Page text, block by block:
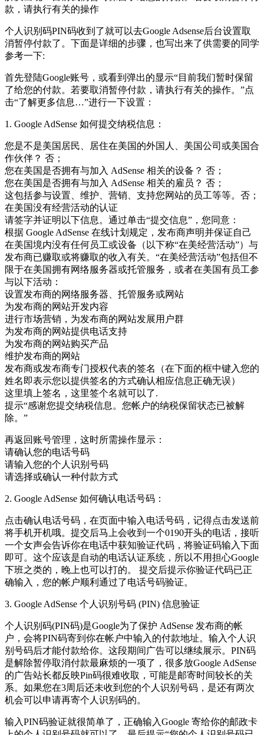
款，请执行有关的操作
个人识别码PIN码收到了就可以去Google Adsense后台设置取
消暂停付款了。下面是详细的步骤，也写出来了供需要的同学
参考一下:
首先登陆Google账号，或看到弹出的显示“目前我们暂时保留
了给您的付款。若要取消暂停付款，请执行有关的操作。”点
击“了解更多信息…”进行一下设置：
1. Google AdSense 如何提交纳税信息：
您是不是美国居民、居住在美国的外国人、美国公司或美国合
作伙伴？ 否；
您在美国是否拥有与加入 AdSense 相关的设备？ 否；
您在美国是否拥有与加入 AdSense 相关的雇员？ 否；
这包括参与设置、维护、营销、支持您网站的员工等等。否；
在美国没有经营活动的认证
请签字并证明以下信息。通过单击“提交信息”，您同意：
根据 Google AdSense 在线计划规定，发布商声明并保证自己
在美国境内没有任何员工或设备（以下称“在美经营活动”）与
发布商已赚取或将赚取的收入有关。“在美经营活动”包括但不
限于在美国拥有网络服务器或托管服务，或者在美国有员工参
与以下活动：
设置发布商的网络服务器、托管服务或网站
为发布商的网站开发内容
进行市场营销，为发布商的网站发展用户群
为发布商的网站提供电话支持
为发布商的网站购买产品
维护发布商的网站
发布商或发布商专门授权代表的签名（在下面的框中键入您的
姓名即表示您以提供签名的方式确认相应信息正确无误）
这里填上签名，这里签个名就可以了.
提示“感谢您提交纳税信息。您帐户的纳税保留状态已被解
除。”
再返回账号管理，这时所需操作显示：
请确认您的电话号码
请输入您的个人识别号码
请选择或确认一种付款方式
2. Google AdSense 如何确认电话号码：
点击确认电话号码，在页面中输入电话号码，记得点击发送前
将手机开机哦。提交后马上会收到一个0190开头的电话，接听
一个女声会告诉你在电话中获知验证代码，将验证码输入下面
即可。这个应该是自动的电话认证系统，所以不用担心Google
下班之类的，晚上也可以打的。 提交后提示你验证代码已正
确输入，您的帐户顺利通过了电话号码验证。
3. Google AdSense 个人识别号码 (PIN) 信息验证
个人识别码(PIN码)是Google为了保护 AdSense 发布商的帐
户，会将PIN码寄到你在帐户中输入的付款地址。输入个人识
别号码后才能付款给你。这段期间广告可以继续展示。PIN码
是解除暂停取消付款最麻烦的一项了，很多放Google AdSense
的广告站长都反映Pin码很难收取，可能是邮寄时间较长的关
系。如果您在3周后还未收到您的个人识别号码，是还有两次
机会可以申请再寄个人识别码的。
输入PIN码验证就很简单了，正确输入Google 寄给你的邮政卡